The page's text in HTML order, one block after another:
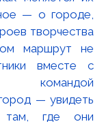
— о городе,
творчества
маршрут не
вместе с
командой
— увидеть
там, где они